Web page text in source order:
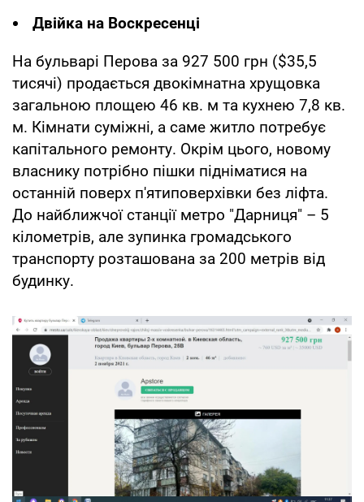
Двійка на Воскресенці
На бульварі Перова за 927 500 грн ($35,5
тисячі) продається двокімнатна хрущовка
загальною площею 46 кв. м та кухнею 7,8 кв.
м. Кімнати суміжні, а саме житло потребує
капітального ремонту. Окрім цього, новому
власнику потрібно пішки підніматися на
останній поверх п'ятиповерхівки без ліфта.
До найближчої станції метро "Дарниця" – 5
кілометрів, але зупинка громадського
транспорту розташована за 200 метрів від
будинку.